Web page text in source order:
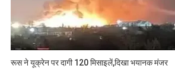
रूस ने यूक्रेन पर दागी 120 मिसाइलें,दिखा भयानक मंजर